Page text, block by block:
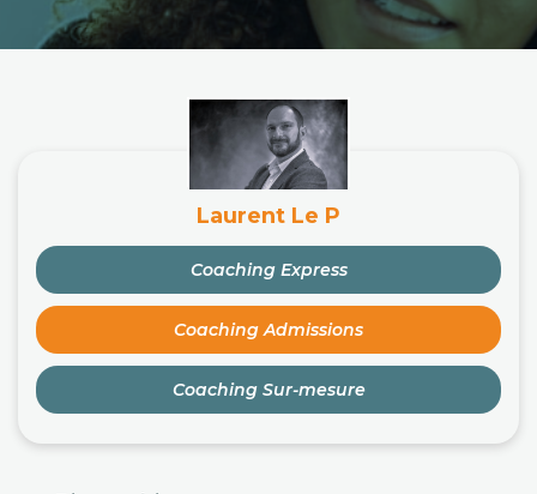
Laurent Le P
Coaching Express
Coaching Admissions
Coaching Sur-mesure